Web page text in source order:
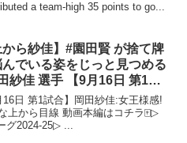
a team-high 35 points to go...
から紗佳】#園田賢 が捨て牌
んでいる姿をじっと見つめる
紗佳 選手 【9月16日 第1試
#Mリーグ #麻雀 #shorts
16日 第1試合】岡田紗佳:女王様感!
上から目線 動画本編はコチラ🀄️▷
グ2024-25▷ ...